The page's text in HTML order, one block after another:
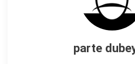
parte